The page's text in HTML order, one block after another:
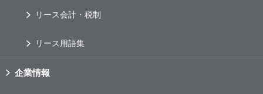
リース会計・税制
リース用語集
企業情報